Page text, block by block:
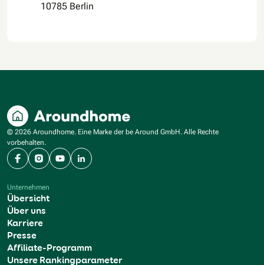
10785 Berlin
© 2026 Aroundhome. Eine Marke der be Around GmbH. Alle Rechte
vorbehalten.
FacebookInstagram
YouTubeLinkedIn
Unternehmen
Übersicht
Über uns
Karriere
Presse
Affiliate-Programm
Unsere Rankingparameter